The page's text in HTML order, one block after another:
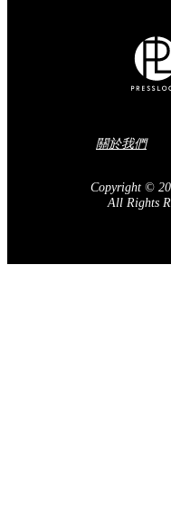
關於我們
Copyright ©
All Rights